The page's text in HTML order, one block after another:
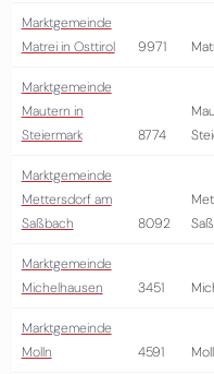
Marktgemeinde
Matrei in Osttirol
9971
Marktgemeinde
Mautern in
Steiermark
8774
Marktgemeinde
Mettersdorf am
Saßbach
8092
Marktgemeinde
Michelhausen
3451
Marktgemeinde
Molln
4591